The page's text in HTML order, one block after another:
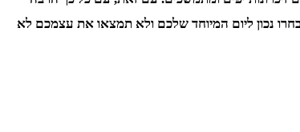
נכון ליום המיוחד שלכם ולא תמצאו את עצמכם לא